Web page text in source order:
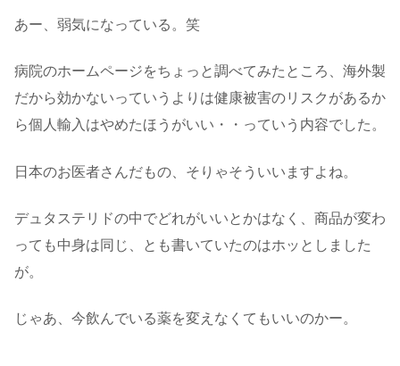
あー、弱気になっている。笑
病院のホームページをちょっと調べてみたところ、海外製
だから効かないっていうよりは健康被害のリスクがあるか
ら個人輸入はやめたほうがいい・・っていう内容でした。
日本のお医者さんだもの、そりゃそういいますよね。
デュタステリドの中でどれがいいとかはなく、商品が変わ
っても中身は同じ、とも書いていたのはホッとしました
が。
じゃあ、今飲んでいる薬を変えなくてもいいのかー。